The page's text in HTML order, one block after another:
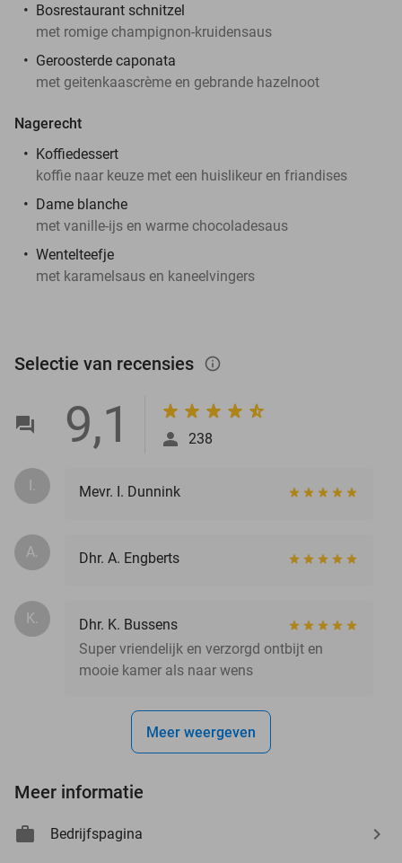
Bosrestaurant schnitzel
met romige champignon-kruidensaus
Geroosterde caponata
met geitenkaascrème en gebrande hazelnoot
Nagerecht
Koffiedessert
koffie naar keuze met een huislikeur en friandises
Dame blanche
met vanille-ijs en warme chocoladesaus
Wentelteefje
met karamelsaus en kaneelvingers
Selectie van recensies info_outlined
9,1 238
I. Mevr. I. Dunnink
A. Dhr. A. Engberts
K.
Dhr. K. Bussens
Super vriendelijk en verzorgd ontbijt en
mooie kamer als naar wens
Meer weergeven
Meer informatie
Bedrijfspagina